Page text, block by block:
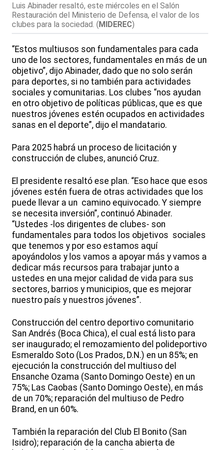
Luis Abinader resaltó, este miércoles en el Salón
Restauración del Ministerio de Defensa, el valor de los
clubes para la sociedad. (MIDEREC)
“Estos multiusos son fundamentales para cada
uno de los sectores, fundamentales en más de un
objetivo”, dijo Abinader, dado que no solo serán
para deportes, si no también para actividades
sociales y comunitarias. Los clubes “nos ayudan
en otro objetivo de políticas públicas, que es que
nuestros jóvenes estén ocupados en actividades
sanas en el deporte”, dijo el mandatario.
Para 2025 habrá un proceso de licitación y
construcción de clubes, anunció Cruz.
El presidente resaltó ese plan. “Eso hace que esos
jóvenes estén fuera de otras actividades que los
puede llevar a un camino equivocado. Y siempre
se necesita inversión”, continuó Abinader.
“Ustedes -los dirigentes de clubes- son
fundamentales para todos los objetivos sociales
que tenemos y por eso estamos aquí
apoyándolos y los vamos a apoyar más y vamos a
dedicar más recursos para trabajar junto a
ustedes en una mejor calidad de vida para sus
sectores, barrios y municipios, que es mejorar
nuestro país y nuestros jóvenes”.
Construcción del centro deportivo comunitario
San Andrés (Boca Chica), el cual está listo para
ser inaugurado; el remozamiento del polideportivo
Esmeraldo Soto (Los Prados, D.N.) en un 85%; en
ejecución la construcción del multiuso del
Ensanche Ozama (Santo Domingo Oeste) en un
75%; Las Caobas (Santo Domingo Oeste), en más
de un 70%; reparación del multiuso de Pedro
Brand, en un 60%.
También la reparación del Club El Bonito (San
Isidro); reparación de la cancha abierta de